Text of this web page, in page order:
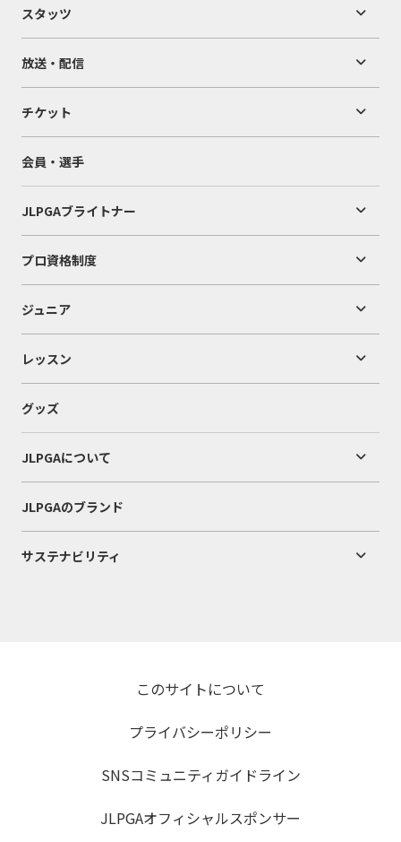
スタッツ
放送・配信
チケット
会員・選手
JLPGAブライトナー
プロ資格制度
ジュニア
レッスン
グッズ
JLPGAについて
JLPGAのブランド
サステナビリティ
このサイトについて
プライバシーポリシー
SNSコミュニティガイドライン
JLPGAオフィシャルスポンサー